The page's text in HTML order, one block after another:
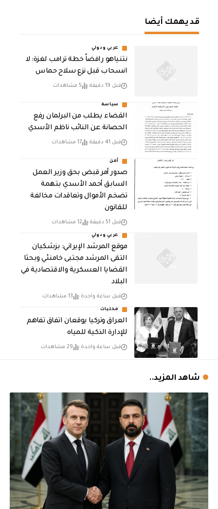
قد يهمك أيضا
عربي ودولي
نتنياهو رافضاً خطة ترامب لغزة: لا
انسحاب قبل نزع سلاح حماس
قبل 19 دقيقة 5 مشاهدات
سياسة
القضاء يطلب من البرلمان رفع
الحصانة عن النائب ناظم الأسدي
قبل 41 دقيقة 17 مشاهدات
أمن
صدور أمر قبض بحق وزير العمل
السابق أحمد الأسدي بتهمة
تضخم الأموال وتعاقدات مخالفة
للقانون
قبل 51 دقيقة 12 مشاهدات
عربي ودولي
موقع المرشد الإيراني: بزشكيان
التقى المرشد مجتبى خامنئي وبحثا
القضايا العسكرية والاقتصادية في
البلاد
قبل ساعة واحدة 13 مشاهدات
محليات
العراق وتركيا يوقعان اتفاق تفاهم
للإدارة الذكية للمياه
قبل ساعة واحدة 29 مشاهدات
شاهد المزيد..